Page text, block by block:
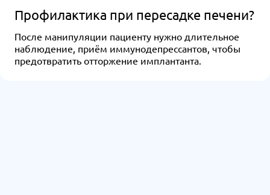
Профилактика при пересадке печени?
После манипуляции пациенту нужно длительное
наблюдение, приём иммунодепрессантов, чтобы
предотвратить отторжение имплантанта.